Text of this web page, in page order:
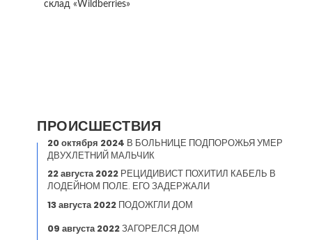
склад «Wildberries»
ПРОИСШЕСТВИЯ
20 октября 2024 В БОЛЬНИЦЕ ПОДПОРОЖЬЯ УМЕР
ДВУХЛЕТНИЙ МАЛЬЧИК
22 августа 2022 РЕЦИДИВИСТ ПОХИТИЛ КАБЕЛЬ В
ЛОДЕЙНОМ ПОЛЕ. ЕГО ЗАДЕРЖАЛИ
13 августа 2022 ПОДОЖГЛИ ДОМ
09 августа 2022ЗАГОРЕЛСЯ ДОМ